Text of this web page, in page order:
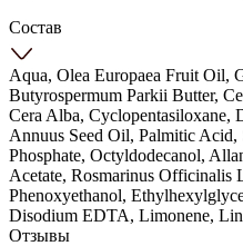
Состав
Aqua, Olea Europaea Fruit Oil,
Butyrospermum Parkii Butter,
Cera Alba, Cyclopentasiloxane,
Annuus Seed Oil, Palmitic Acid,
Phosphate, Octyldodecanol,
Acetate, Rosmarinus Officinalis
Phenoxyethanol,
Disodium EDTA, Limonene,
Отзывы